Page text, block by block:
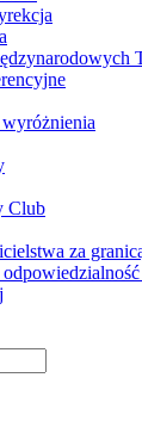
Club
za